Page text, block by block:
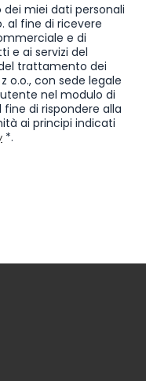
miei dati personali
al fine di ricevere
e di
e ai servizi del
trattamento dei
o.o., con sede legale
nel modulo di
di rispondere alla
ai principi indicati
*.